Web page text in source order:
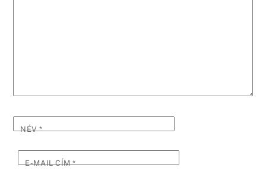
NÉV*
E-MAIL CÍM*